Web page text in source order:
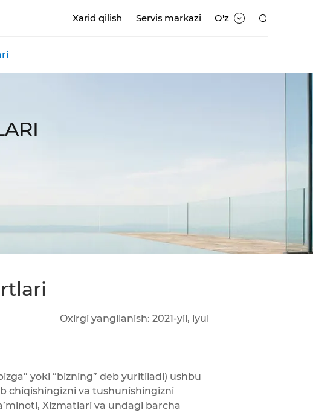
Xarid qilish Servis markazi
O'z
Oxirgi yangilanish: 2021-yil, iyul
yoki “bizning” deb yuritiladi) ushbu
chiqishingizni va tushunishingizni
Xizmatlari va undagi barcha